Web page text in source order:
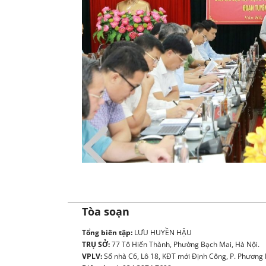
Ủ
Tòa soạn
Tổng biên tập: LƯU HUYỀN HẬU
TRỤ SỞ:77 Tô Hiến Thành, Phường Bạch Mai, Hà Nội.
VPLV:Số nhà C6, Lô 18, KĐT mới Định Công, P. Phương